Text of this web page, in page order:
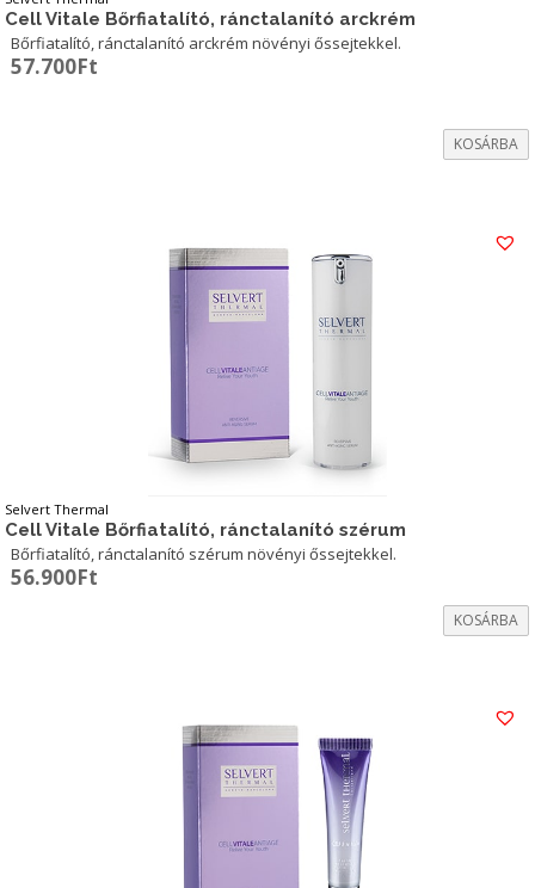
Cell Vitale Bőrfiatalító, ránctalanító arckrém
Bőrfiatalító, ránctalanító arckrém növényi őssejtekkel.
57.700Ft
KOSÁRBA
Selvert Thermal
Cell Vitale Bőrfiatalító, ránctalanító szérum
Bőrfiatalító, ránctalanító szérum növényi őssejtekkel.
56.900Ft
KOSÁRBA